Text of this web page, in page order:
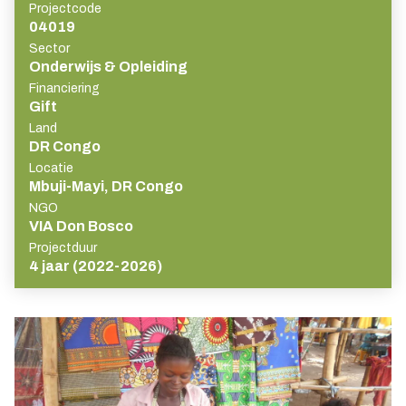
Projectcode
04019
Sector
Onderwijs & Opleiding
Financiering
Gift
Land
DR Congo
Locatie
Mbuji-Mayi, DR Congo
NGO
VIA Don Bosco
Projectduur
4 jaar (2022-2026)